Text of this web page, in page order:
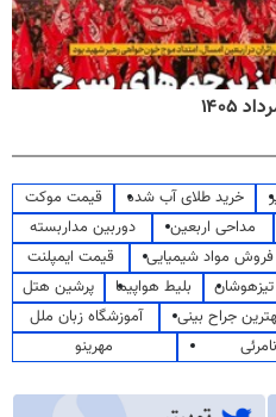
خرید طلای آب شده
قیمت موکت
مداحی اربعین
دوربین مداربسته
فروش مواد شیمیایی
قیمت ایمپلنت
بلیط هواپیما
پرشین هتل
جراح بینی
آموزشگاه زبان ملل
مهرینو